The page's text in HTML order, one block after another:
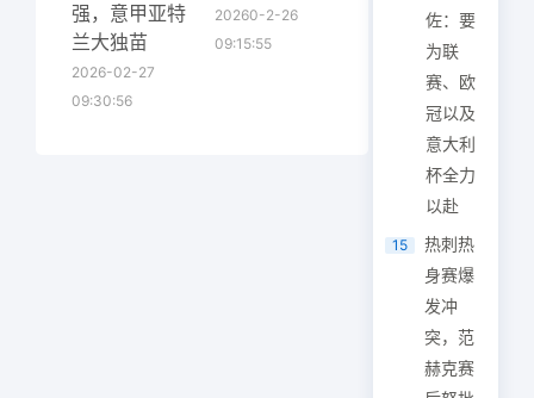
强，意甲亚特
兰大独苗
2026-02-27
09:30:56
20260-2-26
09:15:55
佐：要
为联
赛、欧
冠以及
意大利
杯全力
以赴
15
热刺热
身赛爆
发冲
突，范
赫克赛